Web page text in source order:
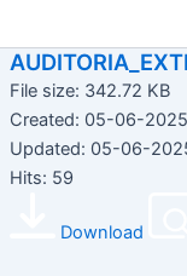
File size: 342.72 KB
Created: 05-06-2025
Updated: 05-06-
Hits: 59
Download